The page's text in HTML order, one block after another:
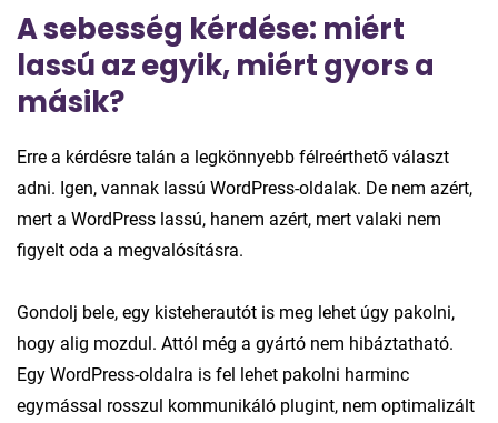
A sebesség kérdése: miért
lassú az egyik, miért gyors a
másik?
Erre a kérdésre talán a legkönnyebb félreérthető választ
adni. Igen, vannak lassú WordPress-oldalak. De nem azért,
mert a WordPress lassú, hanem azért, mert valaki nem
figyelt oda a megvalósításra.
Gondolj bele, egy kisteherautót is meg lehet úgy pakolni,
hogy alig mozdul. Attól még a gyártó nem hibáztatható.
Egy WordPress-oldalra is fel lehet pakolni harminc
egymással rosszul kommunikáló plugint, nem optimalizált